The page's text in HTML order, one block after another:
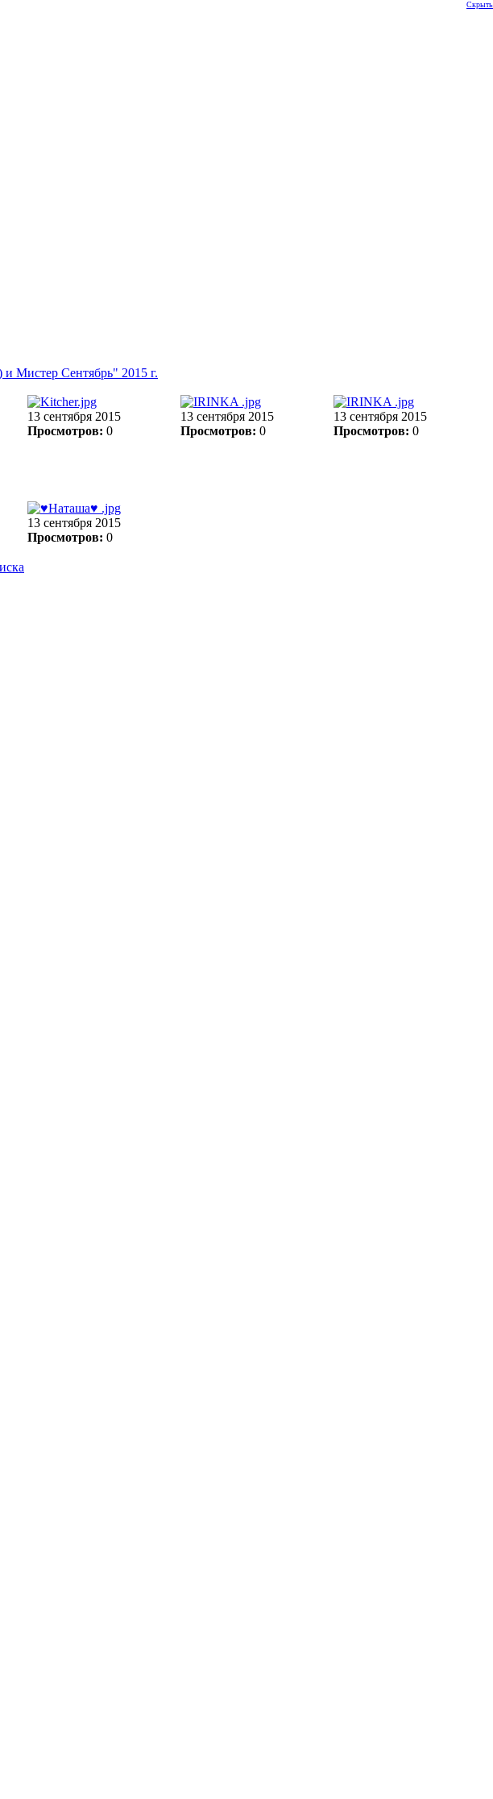
Мистер Сентябрь" 2015 г.
13 сентября 2015
Просмотров: 0
13 сентября 2015
Просмотров: 0
13 сентября 2015
Просмотров: 0
13 сентября 2015
Просмотров: 0
Скрыть